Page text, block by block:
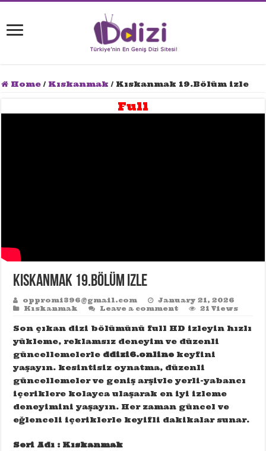
Home/ Kıskanmak / Kıskanmak 19.Bölüm izle
Full
Kıskanmak 19.Bölüm izle
oppromi396@gmail.com
January 21, 2026
Kıskanmak
Leave a comment 21 Views
Son çıkan dizi bölümünü full HD izleyin hızlı
yükleme, reklamsız deneyim ve düzenli
güncellemelerle ddizi6.online keyfini
yaşayın. kesintisiz oynatma, düzenli
güncellemeler ve geniş arşivle yerli-yabancı
içeriklere kolayca ulaşarak en iyi izleme
deneyimini yaşayın. Her zaman güncel ve
eğlenceli içeriklerle keyifli dakikalar sunar.
Seri Adı : Kıskanmak